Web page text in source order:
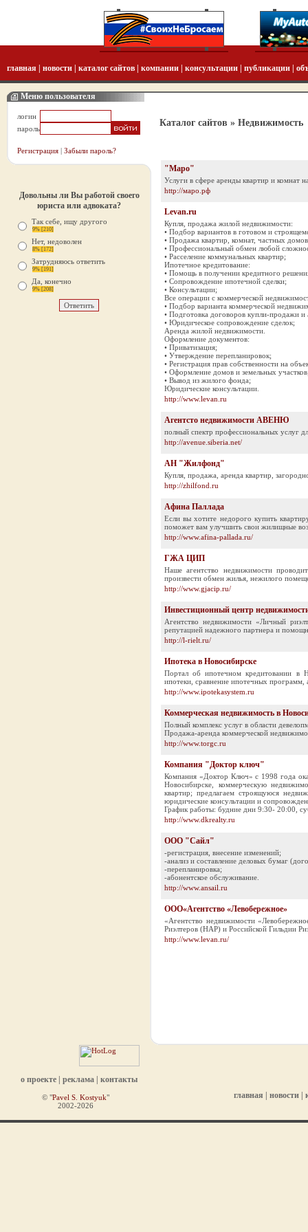
главная новости каталог сайтов компании консультации публикации
Меню пользователя
логин
пароль
Регистрация | Забыли пароль?
Довольны ли Вы работой своего
юриста или адвоката?
Так себе, ищу другого
9% [210]
Нет, недоволен
8% [172]
Затрудняюсь ответить
9% [191]
Да, конечно
9% [208]
Каталог сайтов » Недвижимость
"Маро"
Услуги в сфере аренды квартир и комнат
http://маро.рф
Levan.ru
Купля, продажа жилой недвижимости:
• Подбор вариантов в готовом и
• Продажа квартир, комнат, частных
• Профессиональный обмен любой
• Расселение коммунальных квартир;
Ипотечное кредитование:
• Помощь в получении кредитного
• Сопровождение ипотечной сделки;
• Консультации;
Все операции с коммерческой
• Подбор варианта коммерческой
• Подготовка договоров купли-продажи и
• Юридическое сопровождение сделок;
Аренда жилой недвижимости.
Оформление документов:
• Приватизация;
• Утверждение перепланировок;
• Регистрация прав собственности на
• Оформление домов и земельных
• Вывод из жилого фонда;
Юридические консультации.
http://www.levan.ru
Агентсто недвижимости АВЕНЮ
полный спектр профессиональных услуг
http://avenue.siberia.net/
АН "Жилфонд"
Купля, продажа, аренда квартир,
http://zhilfond.ru
Афина Паллада
Если вы хотите недорого купить
поможет вам улучшить свои жилищные
http://www.afina-pallada.ru/
ГЖА ЦИП
Наше агентство недвижимости
произвести обмен жилья, нежилого
http://www.gjacip.ru/
Инвестиционный центр
Агентство недвижимости «Личный
репутацией надежного партнера и
http://l-rielt.ru/
Ипотека в Новосибирске
Портал об ипотечном кредитовании в
ипотеки, сравнение ипотечных программ,
http://www.ipotekasystem.ru
Коммерческая недвижимость в
Полный комплекс услуг в области
Продажа-аренда коммерческой
http://www.torgc.ru
Компания "Доктор ключ"
Компания «Доктор Ключ» c 1998 года
Новосибирске, коммерческую
квартир; предлагаем строящуюся
юридические консультации и
График работы: будние дни 9:30- 20:00,
http://www.dkrealty.ru
ООО "Сайл"
-регистрация, внесение изменений;
-анализ и составление деловых бумаг
-перепланировка;
-абонентское обслуживание.
http://www.ansail.ru
ООО«Агентство «Левобережное»
«Агентство недвижимости
Риэлтеров (НАР) и Российской Гильдии
http://www.levan.ru/
о проекте реклама контакты
© "Pavel S. Kostyuk"
2002-2026
главная новости